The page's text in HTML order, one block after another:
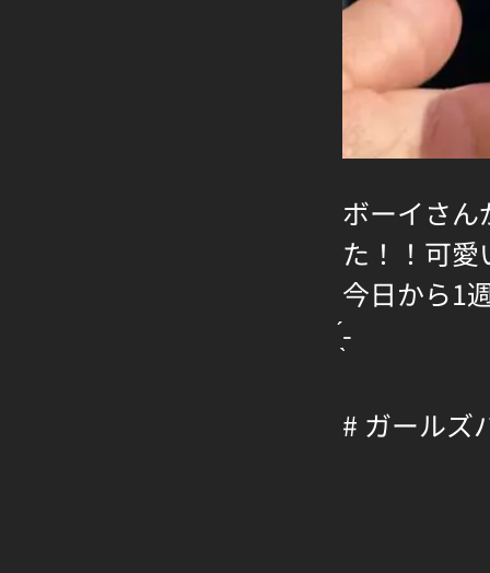
ボーイさ
た！！可愛
今日から1
̖́-
# ガールズ